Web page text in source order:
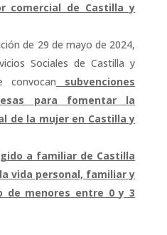
comercial de Castilla y
de 29 de mayo de 2024,
Sociales de Castilla y
subvenciones
para fomentar la
de la mujer en Castilla y
a familiar de Castilla
vida personal, familiar y
de menores entre 0 y 3